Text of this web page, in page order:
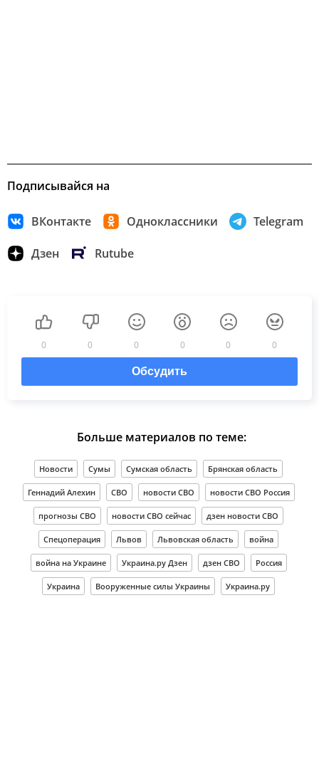
Подписывайся на
ВКонтакте Одноклассники Telegram
Дзен Rutube
0 0 0 0 0 0
Обсудить
Больше материалов по теме:
Новости Сумы Сумская область Брянская область
Геннадий Алехин СВО новости СВО новости СВО Россия
прогнозы СВО новости СВО сейчас дзен новости СВО
Спецоперация Львов Львовская область война
война на Украине Украина.ру Дзен дзен СВО Россия
Украина Вооруженные силы Украины Украина.ру